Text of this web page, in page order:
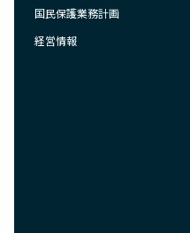
国民保護業務計画
経営情報